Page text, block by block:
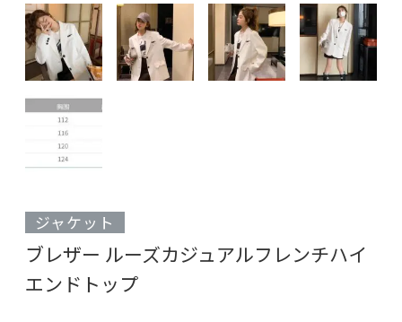
ジャケット
ブレザー ルーズカジュアルフレンチハイ
エンドトップ